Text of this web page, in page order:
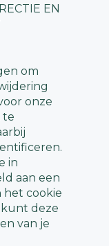
EN
om
onze
te
in
aan een
het cookie
kunt deze
van je